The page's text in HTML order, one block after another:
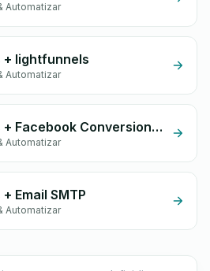
Automatizar
+ lightfunnels
Automatizar
Infinidis + Facebook Conversion API (CAPI)
Automatizar
Email SMTP
Automatizar